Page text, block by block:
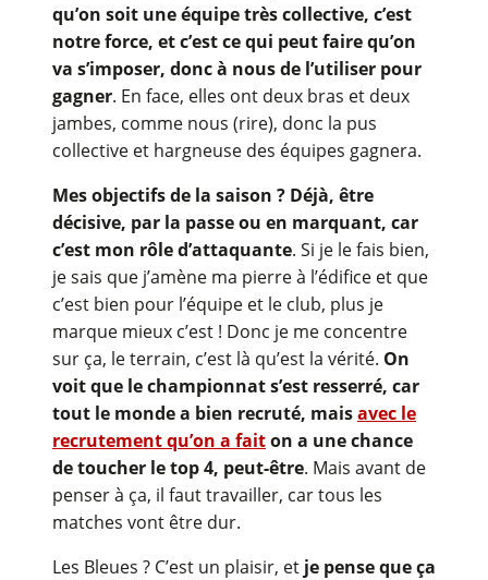
qu’on soit une équipe très collective, c’est
notre force, et c’est ce qui peut faire qu’on
va s’imposer, donc à nous de l’utiliser pour
gagner. En face, elles ont deux bras et deux
jambes, comme nous (rire), donc la pus
collective et hargneuse des équipes gagnera.
Mes objectifs de la saison ? Déjà, être
décisive, par la passe ou en marquant, car
c’est mon rôle d’attaquante. Si je le fais bien,
je sais que j’amène ma pierre à l’édifice et que
c’est bien pour l’équipe et le club, plus je
marque mieux c’est ! Donc je me concentre
sur ça, le terrain, c’est là qu’est la vérité. On
voit que le championnat s’est resserré, car
tout le monde a bien recruté, maisavec le
recrutement qu’on a faiton a une chance
de toucher le top 4, peut-être. Mais avant de
penser à ça, il faut travailler, car tous les
matches vont être dur.
Les Bleues ? C’est un plaisir, et je pense que ça